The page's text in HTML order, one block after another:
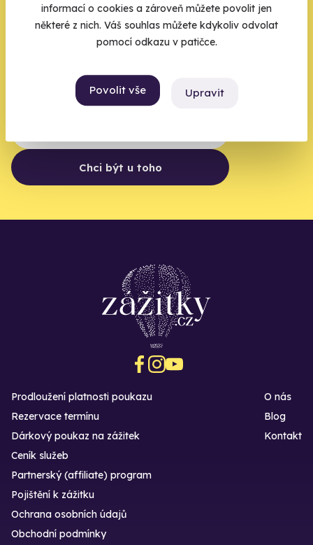
informací o cookies a zároveň můžete povolit jen
některé z nich. Váš souhlas můžete kdykoliv odvolat
pomocí odkazu v patičce.
Povolit vše Upravit
Zbývá jeden krok,
zbytek zařídíme my
Váš e-mail je vstupenka do světa, kde se žije naplno. Pojďte
Chci být u toho
Prodloužení platnosti poukazu
Rezervace termínu
Dárkový poukaz na zážitek
O nás
Blog
Kontakt
Ceník služeb
Partnerský (affiliate) program
Pojištění k zážitku
Ochrana osobních údajů
Obchodní podmínky